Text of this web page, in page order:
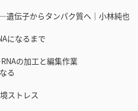
伝子からタンパク質へ｜小林純也
になるまで
の加工と編集作業
る
ストレス